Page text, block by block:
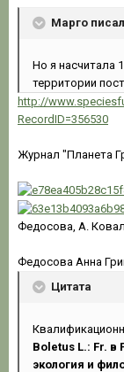
Марго
Но я насчитала
территории
http://
RecordID=356530
Журнал "Планета
Федосова, А.
Федосова Анна
Цитата
Boletus L.: Fr.
экология и